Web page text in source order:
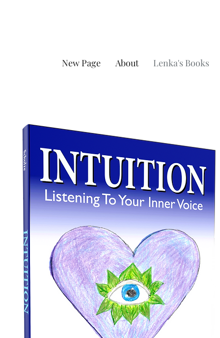
New Page About Lenka's Books